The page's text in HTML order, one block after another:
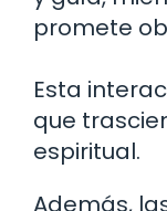
promete
Esta
que
espiritual.
Además,